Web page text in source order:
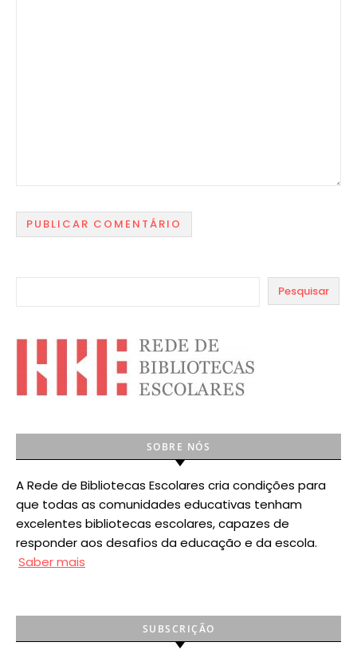
Pesquisar
SOBRE NÓS
A Rede de Bibliotecas Escolares cria condições para
que todas as comunidades educativas tenham
excelentes bibliotecas escolares, capazes de
responder aos desafios da educação e da escola.
Saber mais
SUBSCRIÇÃO